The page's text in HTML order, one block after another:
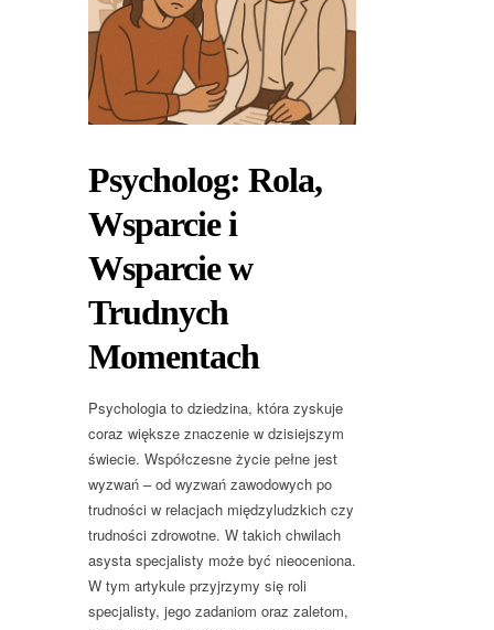
Psycholog: Rola,
Wsparcie i
Wsparcie w
Trudnych
Momentach
Psychologia to dziedzina, która zyskuje
coraz większe znaczenie w dzisiejszym
świecie. Współczesne życie pełne jest
wyzwań – od wyzwań zawodowych po
trudności w relacjach międzyludzkich czy
trudności zdrowotne. W takich chwilach
asysta specjalisty może być nieoceniona.
W tym artykule przyjrzymy się roli
specjalisty, jego zadaniom oraz zaletom,